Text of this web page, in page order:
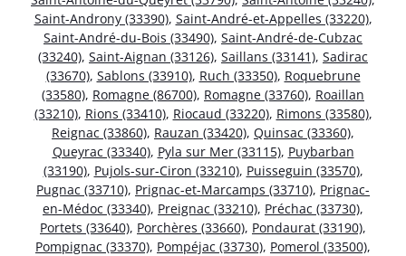
Saint-Androny (33390), Saint-André-et-Appelles (33220),
Saint-André-du-Bois (33490), Saint-André-de-Cubzac
(33240), Saint-Aignan (33126), Saillans (33141), Sadirac
(33670), Sablons (33910), Ruch (33350), Roquebrune
(33580), Romagne (86700), Romagne (33760), Roaillan
(33210), Rions (33410), Riocaud (33220), Rimons (33580),
Reignac (33860), Rauzan (33420), Quinsac (33360),
Queyrac (33340), Pyla sur Mer (33115), Puybarban
(33190), Pujols-sur-Ciron (33210), Puisseguin (33570),
Pugnac (33710), Prignac-et-Marcamps (33710), Prignac-
en-Médoc (33340), Preignac (33210), Préchac (33730),
Portets (33640), Porchères (33660), Pondaurat (33190),
Pompignac (33370), Pompéjac (33730), Pomerol (33500),